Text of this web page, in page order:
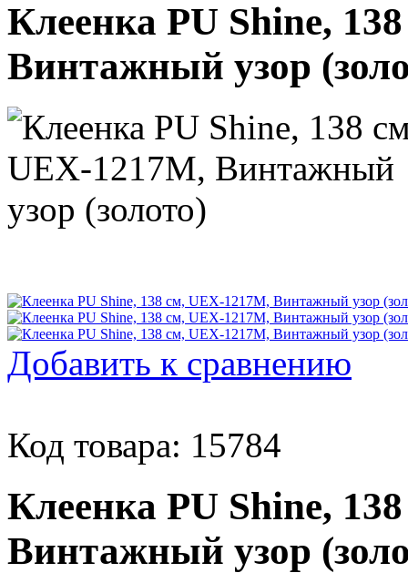
Клеенка PU Shine,
Винтажный узор
Добавить к сравнению
Код товара: 15784
Клеенка PU Shine,
Винтажный узор